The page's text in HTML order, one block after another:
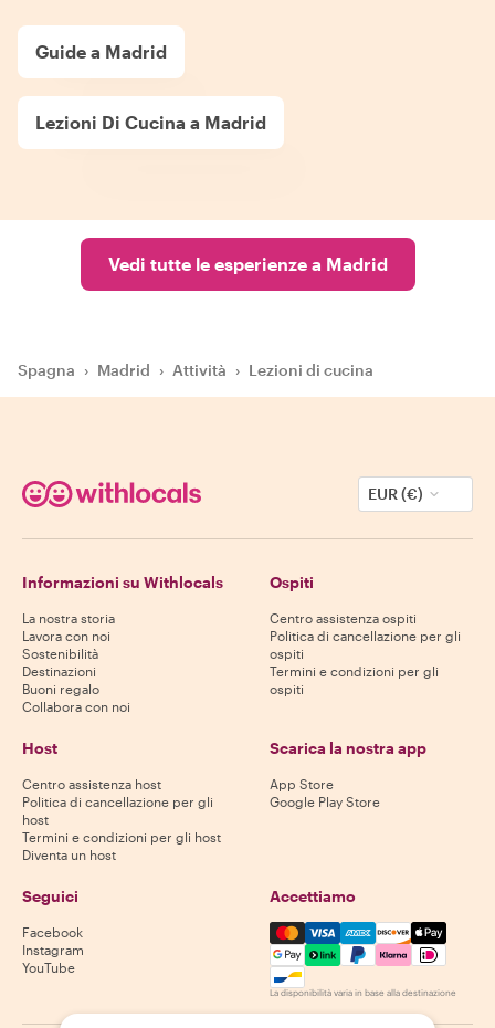
Guide a Madrid
Lezioni Di Cucina a Madrid
Vedi tutte le esperienze a Madrid
Spagna › Madrid › Attività › Lezioni di cucina
EUR (€)
Informazioni su Withlocals
La nostra storia
Lavora con noi
Sostenibilità
Destinazioni
Buoni regalo
Collabora con noi
Ospiti
Centro assistenza ospiti
Politica di cancellazione per gli
ospiti
Termini e condizioni per gli
ospiti
Host
Centro assistenza host
Politica di cancellazione per gli
host
Termini e condizioni per gli host
Diventa un host
Scarica la nostra app
App Store
Google Play Store
Seguici
Facebook
Instagram
YouTube
Accettiamo
Mastercard, Visa, Amex,
La disponibilità varia in base alla destinazione